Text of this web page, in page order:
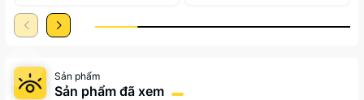
Sản phẩm
Sản phẩm đã xem